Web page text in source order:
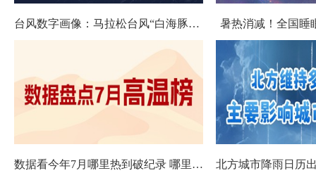
台风数字画像：马拉松台风“白海豚”将影响十余省份 暑热消减！全国睡
数据看今年7月哪里热到破纪录 哪里暑热连轴转